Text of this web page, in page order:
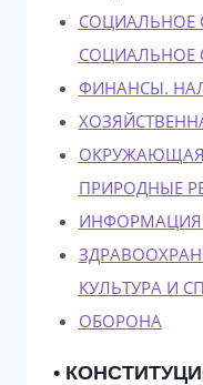
СОЦИАЛЬНОЕ
СОЦИАЛЬНОЕ
ФИНАНСЫ.
ОКРУЖАЮЩАЯ
ПРИРОДНЫЕ
КУЛЬТУРА И
ОБОРОНА
•